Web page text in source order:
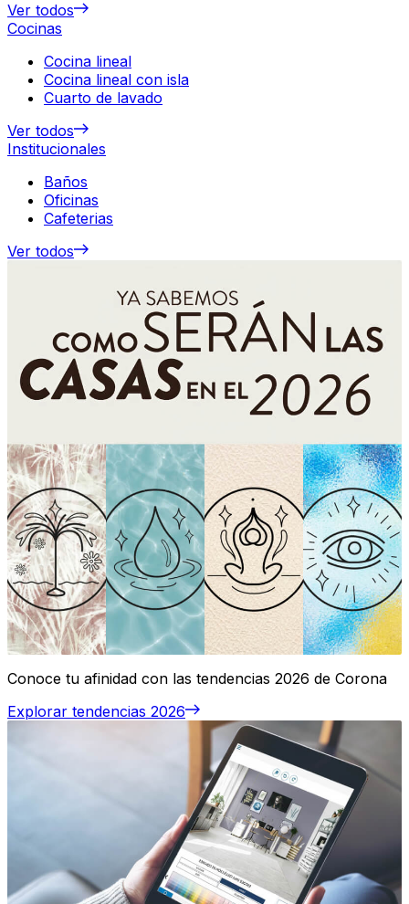
Ver todos
Cocinas
Cocina lineal
Cocina lineal con isla
Cuarto de lavado
Ver todos
Institucionales
Baños
Oficinas
Cafeterias
Ver todos
Conoce tu afinidad con las tendencias 2026 de Corona
Explorar tendencias 2026